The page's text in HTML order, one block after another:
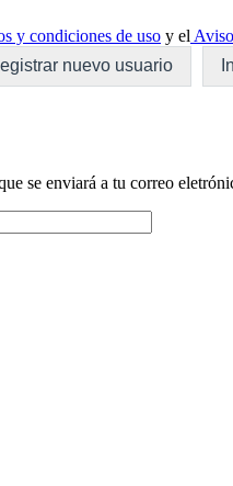
y condiciones de uso y el
nuevo usuario
se enviará a tu correo